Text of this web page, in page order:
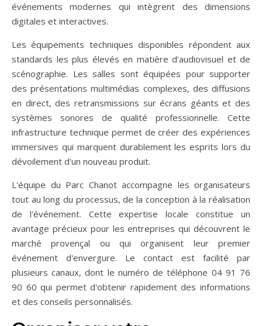
événements modernes qui intègrent des dimensions
digitales et interactives.
Les équipements techniques disponibles répondent aux
standards les plus élevés en matière d'audiovisuel et de
scénographie. Les salles sont équipées pour supporter
des présentations multimédias complexes, des diffusions
en direct, des retransmissions sur écrans géants et des
systèmes sonores de qualité professionnelle. Cette
infrastructure technique permet de créer des expériences
immersives qui marquent durablement les esprits lors du
dévoilement d'un nouveau produit.
L'équipe du Parc Chanot accompagne les organisateurs
tout au long du processus, de la conception à la réalisation
de l'événement. Cette expertise locale constitue un
avantage précieux pour les entreprises qui découvrent le
marché provençal ou qui organisent leur premier
événement d'envergure. Le contact est facilité par
plusieurs canaux, dont le numéro de téléphone 04 91 76
90 60 qui permet d'obtenir rapidement des informations
et des conseils personnalisés.